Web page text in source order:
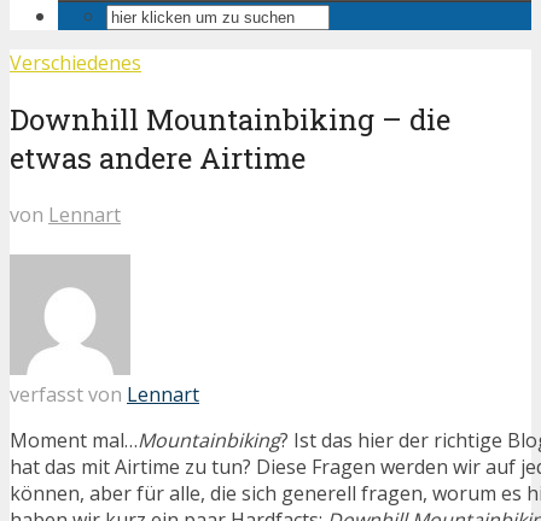
Verschiedenes
Downhill Mountainbiking – die
etwas andere Airtime
von Lennart
verfasst von Lennart
Moment mal…Mountainbiking? Ist das hier der richtige
hat das mit Airtime zu tun? Diese Fragen werden wir auf
können, aber für alle, die sich generell fragen, worum es